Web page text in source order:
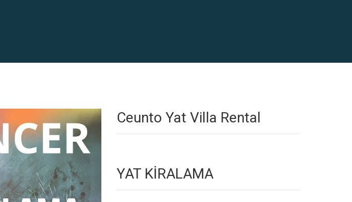
Ceunto Yat Villa Rental
YAT KİRALAMA